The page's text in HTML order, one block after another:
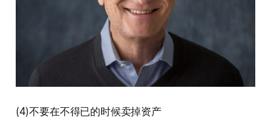
(4)不要在不得已的时候卖掉资产